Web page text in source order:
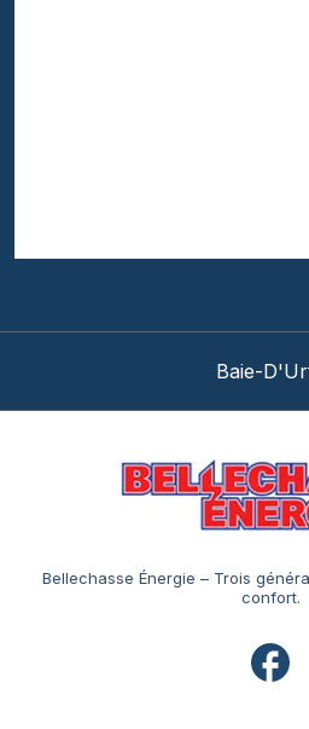
Bellechasse Énergie – Trois
confort.